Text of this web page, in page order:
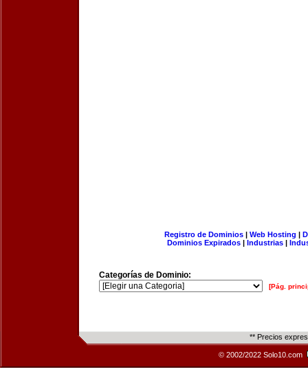
Registro de Dominios| Web Hosting |
Dominios Expirados | Industrias |
Categorías de Dominio:
[Pág.
** Precios
© 2002/2022 Solo10.com